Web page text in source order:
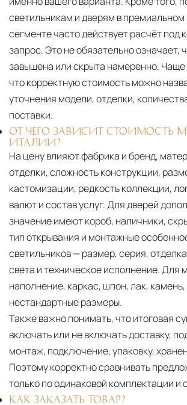
светильникам и дверям в
сегменте часто действует расчёт под
запрос. Это не обязательно означает,
завышена или скрыта намеренно. Чаще
что корректную стоимость можно
уточнения модели, отделки,
поставки.
ОТ ЧЕГО ЗАВИСИТ СТОИМОСТЬ
ИТАЛИИ?
На цену влияют фабрика и бренд,
отделки, сложность конструкции,
кастомизации, редкость коллекции,
валют и состав услуг. Для дверей
значение имеют короб, наличники,
тип открывания и монтажные
светильников — размер, серия,
света и техническое исполнение. Для
наполнение, каркас, шпон, лак, камень,
нестандартные размеры.
Также важно понимать, что итоговая
включать или не включать доставку,
монтаж, подключение, упаковку,
Поэтому корректно сравнивать
только по одинаковой комплектации и
КАК ЗАКАЗАТЬ ТОВАР?